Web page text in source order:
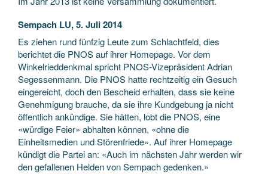
Sempach LU, 5. Juli 2014
Es ziehen rund fünfzig Leute zum Schlachtfeld, dies
berichtet die PNOS auf ihrer Homepage. Vor dem
Winkelrieddenkmal spricht PNOS-Vizepräsident Adrian
Segessenmann. Die PNOS hatte rechtzeitig ein Gesuch
eingereicht, doch den Bescheid erhalten, dass sie keine
Genehmigung brauche, da sie ihre Kundgebung ja nicht
öffentlich ankündige. Sie hätten, lobt die PNOS, eine
«würdige Feier» abhalten können, «ohne die
Einheitsmedien und Störenfriede». Auf ihrer Homepage
kündigt die Partei an: «Auch im nächsten Jahr werden wir
den gefallenen Helden von Sempach gedenken.»